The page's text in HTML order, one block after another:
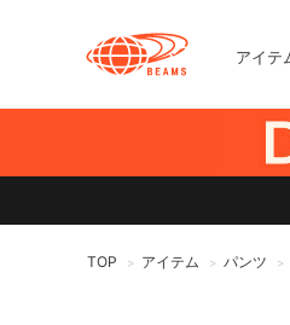
アイテ
TOP > アイテム > パンツ >